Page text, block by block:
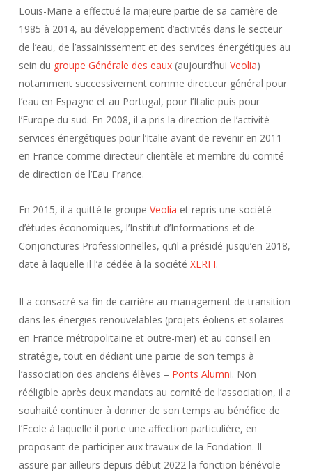
Louis-Marie a effectué la majeure partie de sa carrière de
1985 à 2014, au développement d’activités dans le secteur
de l’eau, de l’assainissement et des services énergétiques au
sein du groupe Générale des eaux(aujourd’hui Veolia)
notamment successivement comme directeur général pour
l’eau en Espagne et au Portugal, pour l’Italie puis pour
l’Europe du sud. En 2008, il a pris la direction de l’activité
services énergétiques pour l’Italie avant de revenir en 2011
en France comme directeur clientèle et membre du comité
de direction de l’Eau France.
En 2015, il a quitté le groupe Veolia et repris une société
d’études économiques, l’Institut d’Informations et de
Conjonctures Professionnelles, qu’il a présidé jusqu’en 2018,
date à laquelle il l’a cédée à la société XERFI.
Il a consacré sa fin de carrière au management de transition
dans les énergies renouvelables (projets éoliens et solaires
en France métropolitaine et outre-mer) et au conseil en
stratégie, tout en dédiant une partie de son temps à
l’association des anciens élèves – Ponts Alumni. Non
rééligible après deux mandats au comité de l’association, il a
souhaité continuer à donner de son temps au bénéfice de
l’Ecole à laquelle il porte une affection particulière, en
proposant de participer aux travaux de la Fondation. Il
assure par ailleurs depuis début 2022 la fonction bénévole